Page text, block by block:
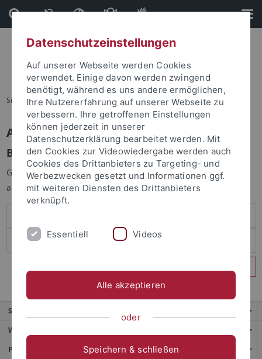
Direkt
zum
Inhalt
Direkt
zur
Fußleiste
Sie sind hier: Startseite
Anmelden
Benutzeranmeldung
Geben Sie Ihren Benutzernamen und Ihr Passwort an um sich
anzumelden:
Service
Weitere Angebote
Portale
Datenschutzeinstellungen
Auf unserer Webseite werden Cookies
verwendet. Einige davon werden zwingend
benötigt, während es uns andere ermöglichen,
Ihre Nutzererfahrung auf unserer Webseite zu
verbessern. Ihre getroffenen Einstellungen
können jederzeit in unserer
Datenschutzerklärung bearbeitet werden. Mit
den Cookies zur Videowiedergabe werden auch
Cookies des Drittanbieters zu Targeting- und
Werbezwecken gesetzt und Informationen ggf.
mit weiteren Diensten des Drittanbieters
verknüpft.
Essentiell Videos
Alle akzeptieren
oder
Speichern & schließen